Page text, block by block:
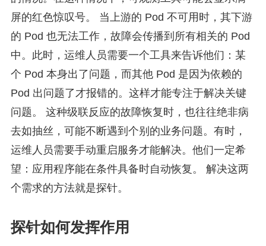
屏的红色惊叹号。 当上游的 Pod 不可用时，其下游
的 Pod 也无法工作，故障会传播到所有相关的 Pod
中。此时，运维人员需要一个工具来告诉他们：某
个 Pod 本身出了问题，而其他 Pod 是因为依赖的
Pod 出问题了才报错的。这样才能专注于解决关键
问题。 这种级联反应的故障恢复时，也往往绝非病
去如抽丝，可能不断遇到个别的业务问题。有时，
运维人员需要手动重启服务才能解决。他们一定希
望：应用程序能在条件具备时自动恢复。 解决这两
个需求的方法就是探针。
探针如何发挥作用